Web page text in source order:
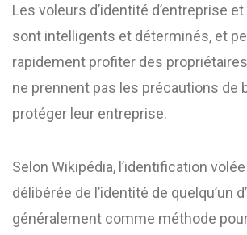
Les voleurs d’identité d’entreprise
sont intelligents et déterminés, et
rapidement profiter des
ne prennent pas les précautions de
protéger leur entreprise.
Selon Wikipédia, l’identification
délibérée de l’identité de quelqu’un
généralement comme méthode